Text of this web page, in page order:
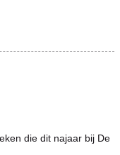
die dit najaar bij De